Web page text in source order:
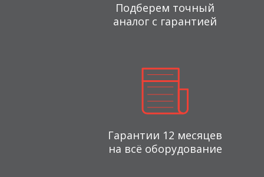
Подберем точный
аналог с гарантией
Гарантии 12 месяцев
на всё оборудование